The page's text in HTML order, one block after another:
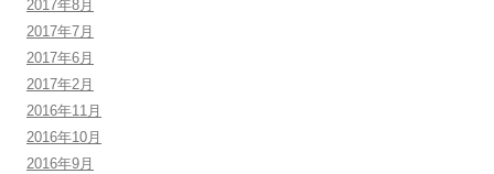
2017年8月
2017年7月
2017年6月
2017年2月
2016年11月
2016年10月
2016年9月